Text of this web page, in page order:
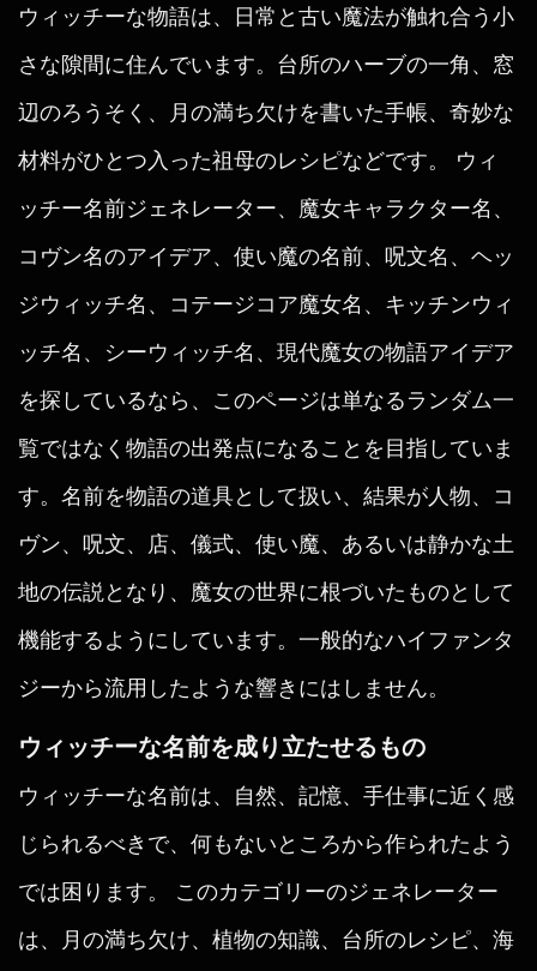
ウィッチーな物語は、日常と古い魔法が触れ合う小
さな隙間に住んでいます。台所のハーブの一角、窓
辺のろうそく、月の満ち欠けを書いた手帳、奇妙な
材料がひとつ入った祖母のレシピなどです。 ウィ
ッチー名前ジェネレーター、魔女キャラクター名、
コヴン名のアイデア、使い魔の名前、呪文名、ヘッ
ジウィッチ名、コテージコア魔女名、キッチンウィ
ッチ名、シーウィッチ名、現代魔女の物語アイデア
を探しているなら、このページは単なるランダム一
覧ではなく物語の出発点になることを目指していま
す。名前を物語の道具として扱い、結果が人物、コ
ヴン、呪文、店、儀式、使い魔、あるいは静かな土
地の伝説となり、魔女の世界に根づいたものとして
機能するようにしています。一般的なハイファンタ
ジーから流用したような響きにはしません。
ウィッチーな名前を成り立たせるもの
ウィッチーな名前は、自然、記憶、手仕事に近く感
じられるべきで、何もないところから作られたよう
では困ります。 このカテゴリーのジェネレーター
は、月の満ち欠け、植物の知識、台所のレシピ、海